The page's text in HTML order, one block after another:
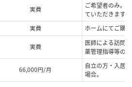
実費
ご希望者のみ。
ていただきます。
実費 ホームにてご購
実費
医師による訪問
薬管理指導等の
66,000円/月
自立の方・入居
場合。